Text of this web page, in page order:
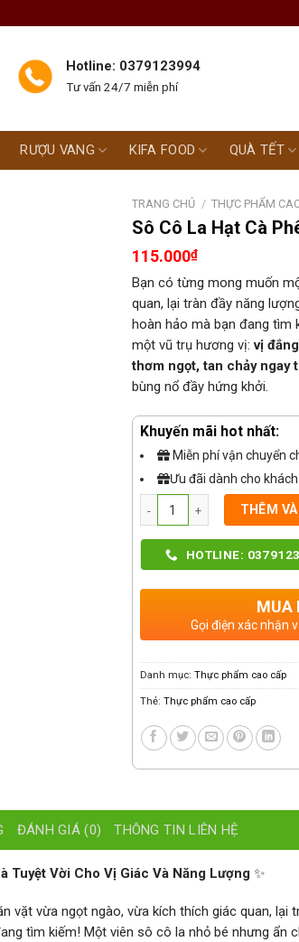
Hotline: 0379123994
Tư vấn 24/7 miễn phí
RƯỢU VANG KIFA FOOD QUÀ TẾT
TRANG CHỦ / THỰC PHẨM
Sô Cô La Hạt Cà
115.000₫
Bạn có từng mong muốn
quan, lại tràn đầy năng
hoàn hảo mà bạn đang tìm
một vũ trụ hương vị:vị
thơm ngọt, tan chảy ngay
bùng nổ đầy hứng khởi.
Khuyến mãi hot nhất:
Miễn phí vận chuyển
Ưu đãi dành cho
THÊM
HOTLINE:
MUA
Gọi điện xác nhận
Danh mục: Thực phẩm cao cấp
Thẻ: Thực phẩm cao cấp
ĐÁNH GIÁ (0) THÔNG TIN LIÊN HỆ
Tuyệt Vời Cho Vị Giác Và Năng Lượng ✨
vặt vừa ngọt ngào, vừa kích thích giác quan, lại
tìm kiếm! Một viên sô cô la nhỏ bé nhưng ẩn